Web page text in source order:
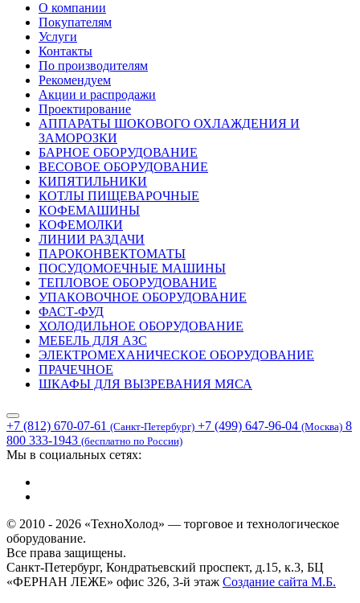
О компании
Покупателям
Услуги
Контакты
По производителям
Рекомендуем
Акции и распродажи
Проектирование
АППАРАТЫ ШОКОВОГО ОХЛАЖДЕНИЯ И
ЗАМОРОЗКИ
БАРНОЕ ОБОРУДОВАНИЕ
ВЕСОВОЕ ОБОРУДОВАНИЕ
КИПЯТИЛЬНИКИ
КОТЛЫ ПИЩЕВАРОЧНЫЕ
КОФЕМАШИНЫ
КОФЕМОЛКИ
ЛИНИИ РАЗДАЧИ
ПАРОКОНВЕКТОМАТЫ
ПОСУДОМОЕЧНЫЕ МАШИНЫ
ТЕПЛОВОЕ ОБОРУДОВАНИЕ
УПАКОВОЧНОЕ ОБОРУДОВАНИЕ
ФАСТ-ФУД
ХОЛОДИЛЬНОЕ ОБОРУДОВАНИЕ
МЕБЕЛЬ ДЛЯ АЗС
ЭЛЕКТРОМЕХАНИЧЕСКОЕ ОБОРУДОВАНИЕ
ПРАЧЕЧНОЕ
ШКАФЫ ДЛЯ ВЫЗРЕВАНИЯ МЯСА
+7 (812) 670-07-61 (Санкт-Петербург) +7 (499) 647-96-04 (Москва) 8
800 333-1943 (бесплатно по России)
Мы в социальных сетях:
© 2010 - 2026 «ТехноХолод» — торговое и технологическое
оборудование.
Все права защищены.
Санкт-Петербург, Кондратьевский проспект, д.15, к.3, БЦ
«ФЕРНАН ЛЕЖЕ» офис 326, 3-й этаж Создание сайта М.Б.